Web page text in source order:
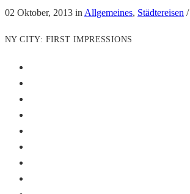
02 Oktober, 2013 in Allgemeines, Städtereisen /
NY CITY: FIRST IMPRESSIONS